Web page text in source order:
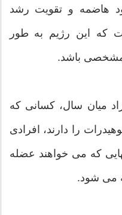
هاضمه و تقویت رشد
که این رژیم به طور
مشخصی باشد.
میان سال، کسانی که
را دارند، افرادی
که می خواهند عضله
می شود.